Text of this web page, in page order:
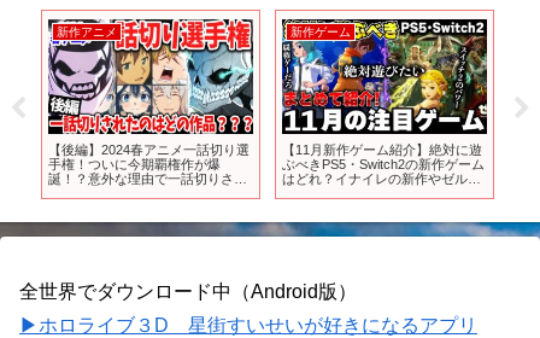
新作アニメ
【後編】2024春アニメ一話切り選
手権！ついに今期覇権作が爆
誕！？意外な理由で一話切りされ
新作ゲーム
【11月新作ゲーム紹介】絶対に遊
ぶべきPS5・Switch2の新作ゲーム
はどれ？イナイレの新作やゼルダ
ソフト】
全世界でダウンロード中（Android版）
▶ホロライブ３D 星街すいせいが好きになるアプリ